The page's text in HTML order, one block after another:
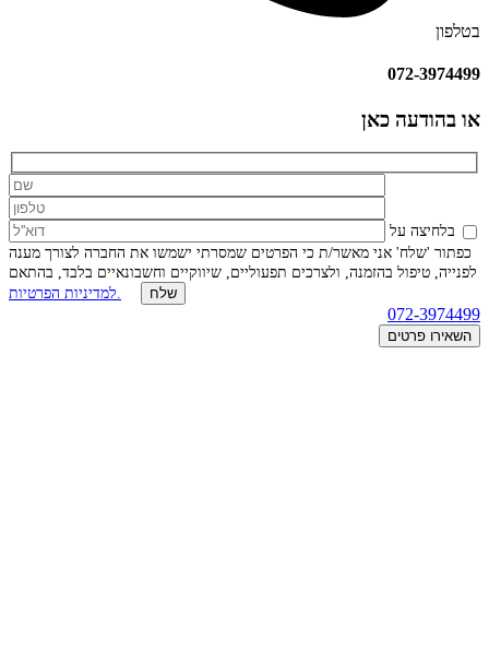
בטלפון
072-3974499
או בהודעה כאן
בלחיצה על
כפתור 'שלח' אני מאשר/ת כי הפרטים שמסרתי ישמשו את החברה לצורך מענה
לפנייה, טיפול בהזמנה, ולצרכים תפעוליים, שיווקיים וחשבונאיים בלבד, בהתאם
072-3974499
השאירו פרטים